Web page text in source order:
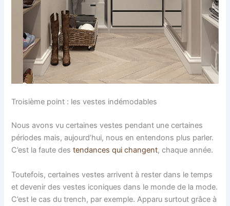
Troisième point : les vestes indémodables
Nous avons vu certaines vestes pendant une certaines
périodes mais, aujourd’hui, nous en entendons plus parler.
C’est la faute destendances qui changent, chaque année.
Toutefois, certaines vestes arrivent à rester dans le temps
et devenir des vestes iconiques dans le monde de la mode.
C’est le cas du trench, par exemple. Apparu surtout grâce à